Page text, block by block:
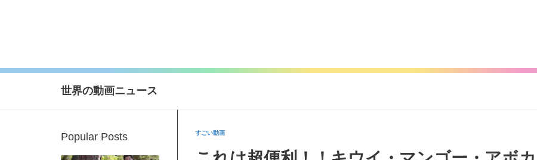
世界の動画ニュース
すごい動画
Popular Posts